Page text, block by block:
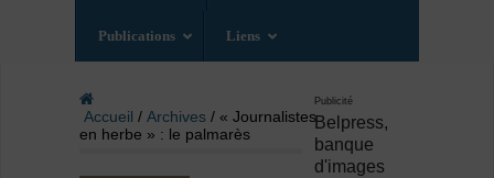
Publications Liens
Accueil / Archives/ « Journalistes
en herbe » : le palmarès
Publicité
Belpress,
banque
d'images